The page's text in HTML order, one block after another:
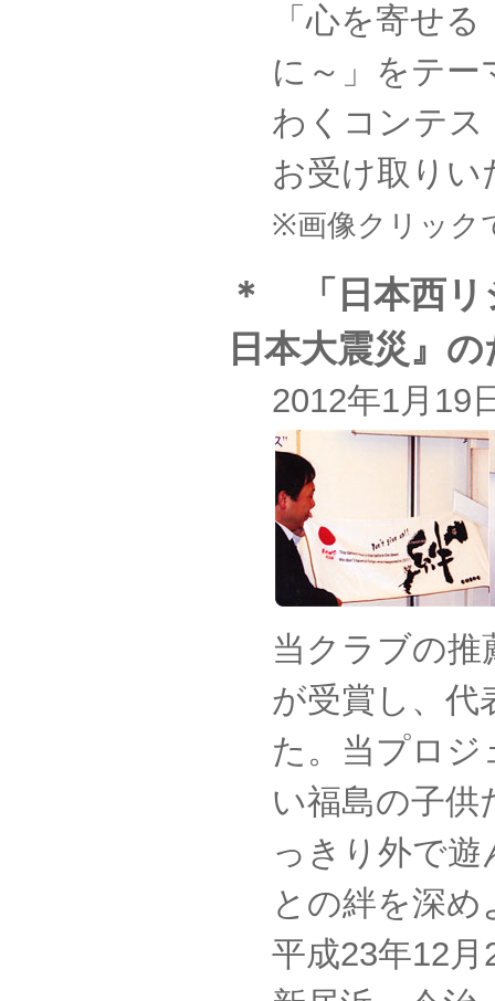
「心を寄せ
に～」をテ
わくコンテス
お受け取りい
※画像クリック
＊ 「日本西リ
日本大震災』
2012年1月
当クラブの
が受賞し、代
た。当プロ
い福島の子供
っきり外で
との絆を深
平成23年12